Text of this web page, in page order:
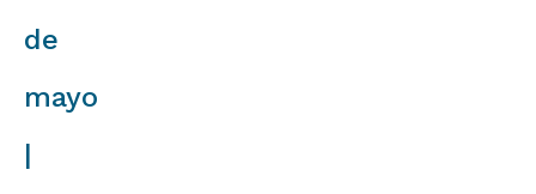
de
mayo
|